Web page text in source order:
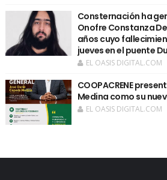
Consternación ha
Onofre Constanza
años cuyo
jueves en el puente
EL OASIS DIGITAL.COM
COOPACRENE
Medina como su
EL OASIS DIGITAL.COM